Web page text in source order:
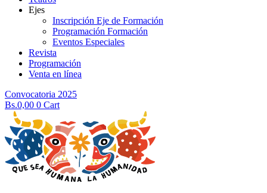
Ejes
Inscripción Eje de Formación
Programación Formación
Eventos Especiales
Revista
Programación
Venta en línea
Convocatoria 2025
Bs.0,00 0 Cart